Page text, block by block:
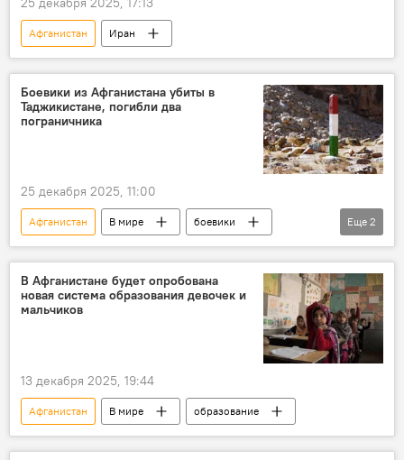
Афганистан Иран
Боевики из Афганистана убиты в
Таджикистане, погибли два
пограничника
25 декабря 2025, 11:00
Афганистан В мире
боевики
Таджикистан
пограничник
Еще 2
В Афганистане будет опробована
новая система образования девочек и
мальчиков
13 декабря 2025, 19:44
Афганистан В мире образование